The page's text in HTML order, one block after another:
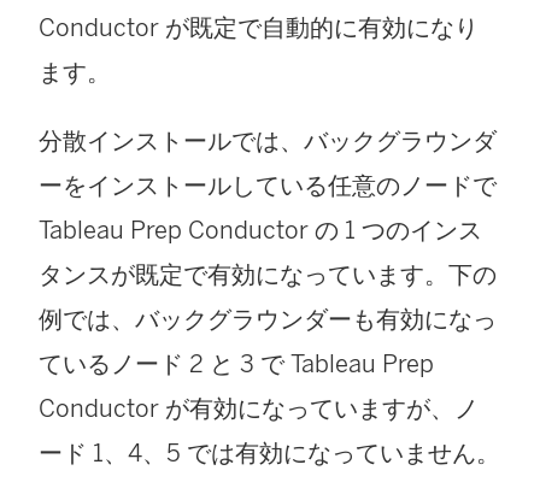
が
Conductor が既定で自動的に有効になり
ます。
分散インストールでは、バックグラウンダ
ーをインストールしている任意のノードで
Tableau Prep Conductor の 1 つのインス
タンスが既定で有効になっています。下の
例では、バックグラウンダーも有効になっ
ているノード 2 と 3 で Tableau Prep
Conductor が有効になっていますが、ノ
ード 1、4、5 では有効になっていません。